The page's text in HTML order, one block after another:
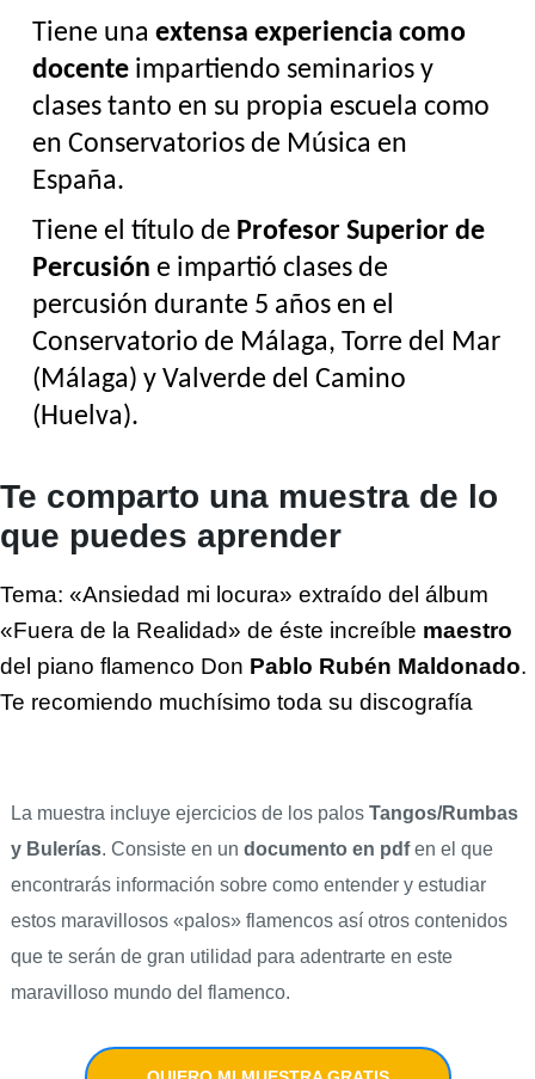
Tiene una extensa experiencia como
docente impartiendo seminarios y
clases tanto en su propia escuela como
en Conservatorios de Música en
España.
Tiene el título de Profesor Superior de
Percusión e impartió clases de
percusión durante 5 años en el
Conservatorio de Málaga, Torre del Mar
(Málaga) y Valverde del Camino
(Huelva).
Te comparto una muestra de lo
que puedes aprender
Tema: «Ansiedad mi locura» extraído del álbum
«Fuera de la Realidad» de éste increíble maestro
del piano flamenco Don Pablo Rubén Maldonado.
Te recomiendo muchísimo toda su discografía
La muestra incluye ejercicios de los palos Tangos/Rumbas
y Bulerías. Consiste en un documento en pdfen el que
encontrarás información sobre como entender y estudiar
estos maravillosos «palos» flamencos así otros contenidos
que te serán de gran utilidad para adentrarte en este
maravilloso mundo del flamenco.